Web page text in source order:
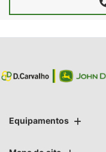
Equipamentos